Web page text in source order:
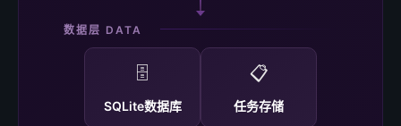
数据层 DATA
🗄️
SQLite数据库
📋
任务存储